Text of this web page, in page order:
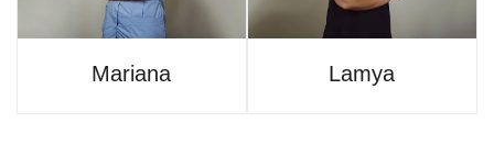
Mariana Lamya